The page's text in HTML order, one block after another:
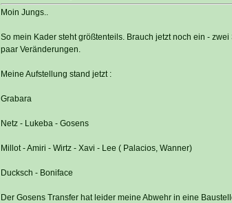
Moin Jungs..
So mein Kader steht größtenteils. Brauch jetzt noch ein -
paar Veränderungen.
Meine Aufstellung stand jetzt :
Grabara
Netz - Lukeba - Gosens
Millot - Amiri - Wirtz - Xavi - Lee ( Palacios, Wanner)
Ducksch - Boniface
Der Gosens Transfer hat leider meine Abwehr in eine